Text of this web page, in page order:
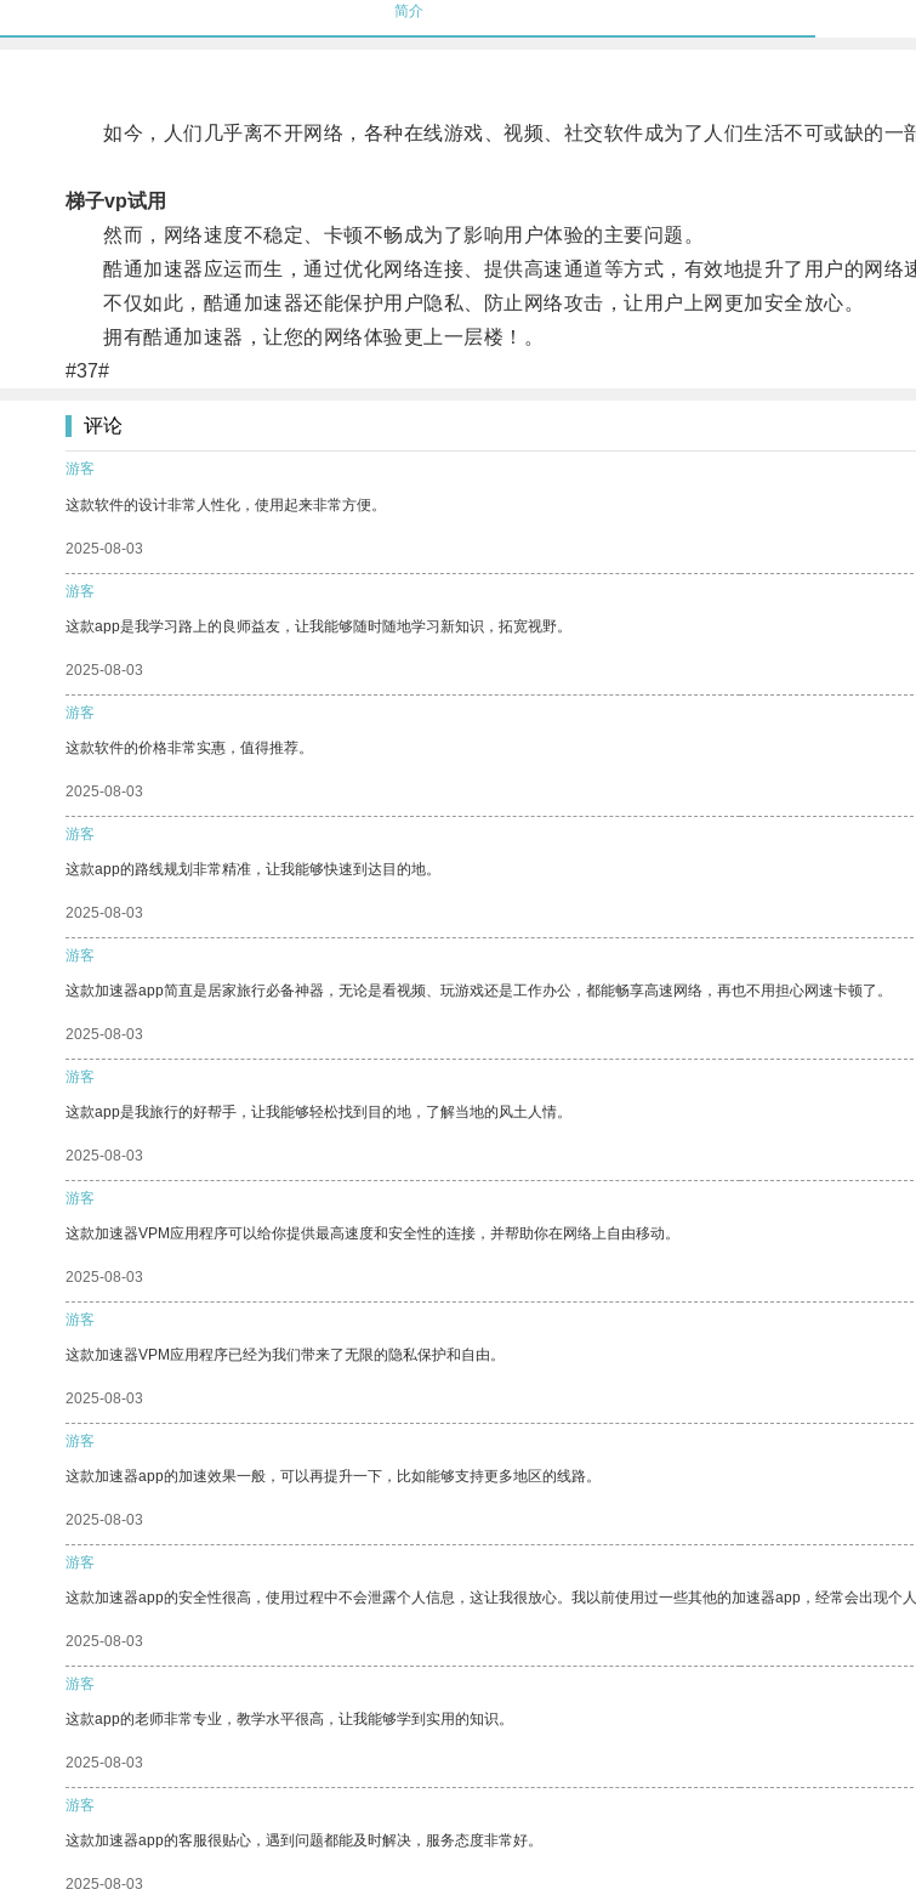
简介
如今，人们几乎离不开网络，各种在线游戏、视频、社交软件成为了人们生活不可或缺的一
梯子vp试用
然而，网络速度不稳定、卡顿不畅成为了影响用户体验的主要问题。
酷通加速器应运而生，通过优化网络连接、提供高速通道等方式，有效地提升了用户的网络
不仅如此，酷通加速器还能保护用户隐私、防止网络攻击，让用户上网更加安全放心。
拥有酷通加速器，让您的网络体验更上一层楼！。
#37#
评论
游客
这款软件的设计非常人性化，使用起来非常方便。
2025-08-03
游客
这款app是我学习路上的良师益友，让我能够随时随地学习新知识，拓宽视野。
2025-08-03
游客
这款软件的价格非常实惠，值得推荐。
2025-08-03
游客
这款app的路线规划非常精准，让我能够快速到达目的地。
2025-08-03
游客
这款加速器app简直是居家旅行必备神器，无论是看视频、玩游戏还是工作办公，都能畅享高速网络，再也不用担心网速卡顿了。
2025-08-03
游客
这款app是我旅行的好帮手，让我能够轻松找到目的地，了解当地的风土人情。
2025-08-03
游客
这款加速器VPM应用程序可以给你提供最高速度和安全性的连接，并帮助你在网络上自由移动。
2025-08-03
游客
这款加速器VPM应用程序已经为我们带来了无限的隐私保护和自由。
2025-08-03
游客
这款加速器app的加速效果一般，可以再提升一下，比如能够支持更多地区的线路。
2025-08-03
游客
这款加速器app的安全性很高，使用过程中不会泄露个人信息，这让我很放心。我以前使用过一些其他的加速器app，经常会出现个
2025-08-03
游客
这款app的老师非常专业，教学水平很高，让我能够学到实用的知识。
2025-08-03
游客
这款加速器app的客服很贴心，遇到问题都能及时解决，服务态度非常好。
2025-08-03